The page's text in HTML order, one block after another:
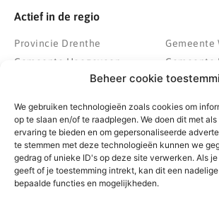
Beheer cookie
We gebruiken technologieën zoals cookies om
op te slaan en/of te raadplegen. We doen dit met
ervaring te bieden en om gepersonaliseerde
te stemmen met deze technologieën kunnen we
gedrag of unieke ID's op deze site verwerken. Als
geeft of je toestemming intrekt, kan dit een
bepaalde functies en mogelijkheden.
Actief in de regio
Provincie Drenthe
Gemeente Hoogeveen
Gemeente Meppel
Gemeente Noordenveld
Gemeente Noordoostpolder
Gemeente Steenwijkerland
Gemeente Weststellingwerf
Gemeente
Gemeente
Zwolle
Kampen
Wolvega